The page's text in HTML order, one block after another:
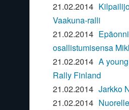
21.02.2014
Vaakuna-ralli
21.02.2014
osallistumisensa
21.02.2014 A
Rally Finland
21.02.2014 Jarkko
21.02.2014